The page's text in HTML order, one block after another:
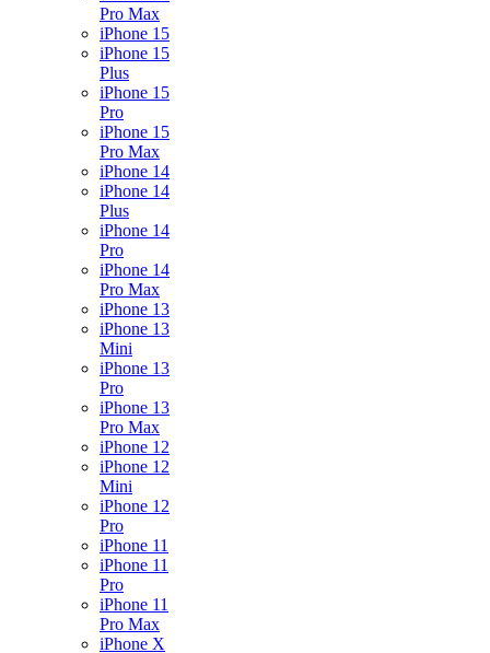
Pro Max
iPhone 15
iPhone 15
Plus
iPhone 15
Pro
iPhone 15
Pro Max
iPhone 14
iPhone 14
Plus
iPhone 14
Pro
iPhone 14
Pro Max
iPhone 13
iPhone 13
Mini
iPhone 13
Pro
iPhone 13
Pro Max
iPhone 12
iPhone 12
Mini
iPhone 12
Pro
iPhone 11
iPhone 11
Pro
iPhone 11
Pro Max
iPhone X